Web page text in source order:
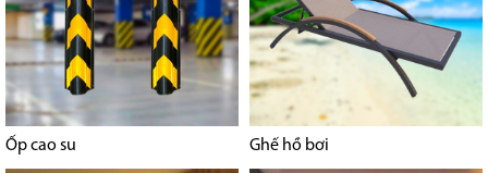
Ốp cao su Ghế hồ bơi